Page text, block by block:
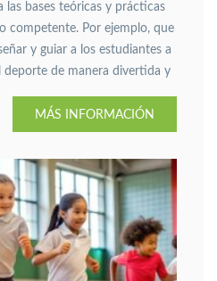
las bases teóricas y prácticas
competente. Por ejemplo, que
y guiar a los estudiantes a
de manera divertida y
MÁS INFORMACIÓN